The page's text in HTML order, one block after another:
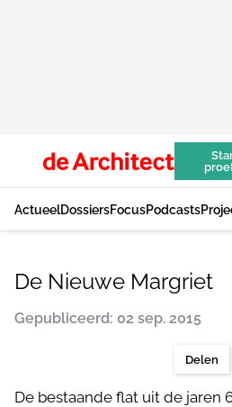
ActueelDossiersFocusPodcasts
De Nieuwe Margriet
Gepubliceerd: 02 sep. 2015
Delen
De bestaande flat uit de jaren